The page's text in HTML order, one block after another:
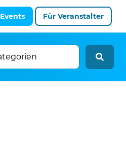
Events Für Veranstalter